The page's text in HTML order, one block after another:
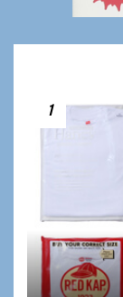
1